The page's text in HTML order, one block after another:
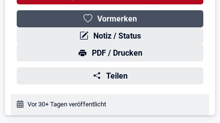
Vormerken
Notiz / Status
PDF / Drucken
Teilen
Veröffentlichungsdatum:
Vor 30+ Tagen veröffentlicht